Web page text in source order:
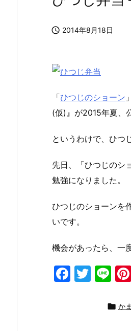
 2014年8月18日
「ひつじのショーン
(仮)』が2015年夏、
というわけで、ひつ
先日、「ひつじのシ
勉強になりました。
ひつじのショーンを
いです。
機会があったら、一
F
T
Li
e
 か